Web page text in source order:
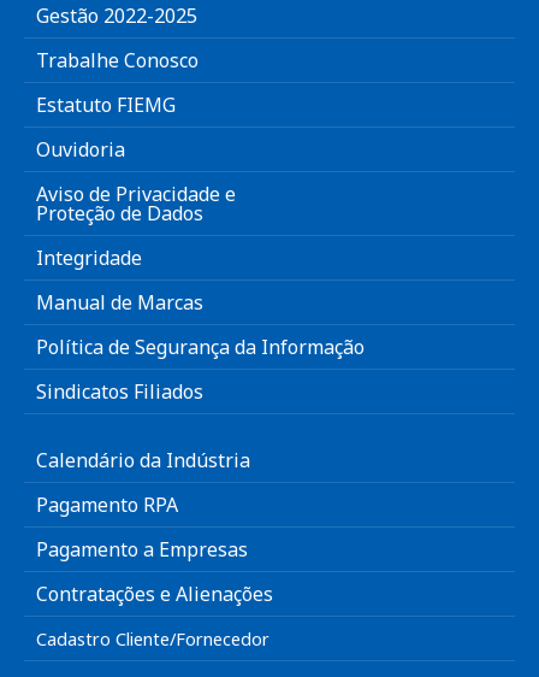
Gestão 2022-2025
Trabalhe Conosco
Estatuto FIEMG
Ouvidoria
Aviso de Privacidade e
Proteção de Dados
Integridade
Manual de Marcas
Política de Segurança da Informação
Sindicatos Filiados
Calendário da Indústria
Pagamento RPA
Pagamento a Empresas
Contratações e Alienações
Cadastro Cliente/Fornecedor